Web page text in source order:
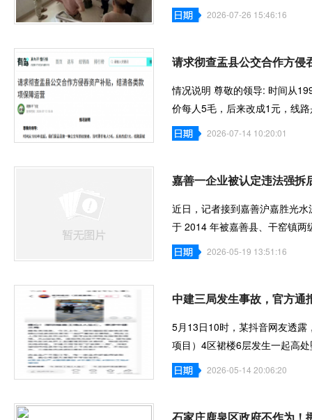
料在网上流2026-07-26 15:46:16
请求彻查盂县公交合作方侵
情况说明 尊敬的领导: 时间从
价每人5毛，后来改成1元，线
文博也开始跑2026-07-14 10:20:01
嘉善一企业被认定违法强拆
近日，记者接到嘉善沪嘉胜光
于 2014 年被嘉善县、干窑镇
调，官方已自认2026-05-19 13:51:16
中建三局发生事故，官方通
5月13日10时，某抖音网友透
项目）4区裙楼6层发生一起高
公司两名工人陈2026-05-14 20:06:20